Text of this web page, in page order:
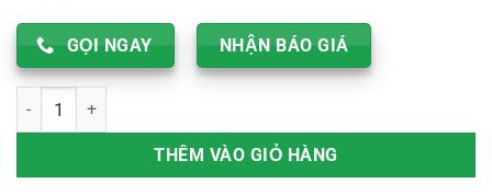
GỌI NGAY NHẬN BÁO GIÁ
Máy sấy nhiệt đối lưu 6 khay - Máy sấy mini phù hợp với các
THÊM VÀO GIỎ HÀNG